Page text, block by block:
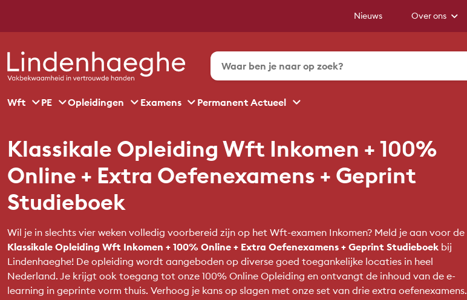
Nieuws Over ons
Wft PE Opleidingen Examens Permanent Actueel
Klassikale Opleiding Wft Inkomen + 100%
Online + Extra Oefenexamens + Geprint
Studieboek
Wil je in slechts vier weken volledig voorbereid zijn op het Wft-examen Inkomen? Meld je aan voor de
Klassikale Opleiding Wft Inkomen + 100% Online + Extra Oefenexamens + Geprint Studieboek bij
Lindenhaeghe! De opleiding wordt aangeboden op diverse goed toegankelijke locaties in heel
Nederland. Je krijgt ook toegang tot onze 100% Online Opleiding en ontvangt de inhoud van de e-
learning in geprinte vorm thuis. Verhoog je kans op slagen met onze set van drie extra oefenexamens.